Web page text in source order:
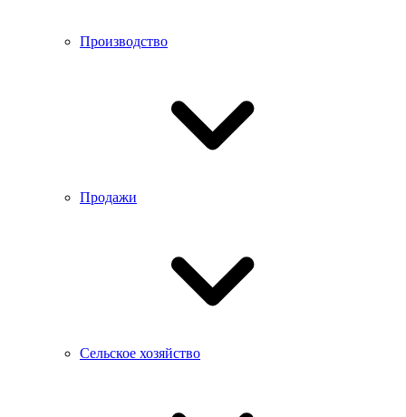
Производство
Продажи
Сельское хозяйство